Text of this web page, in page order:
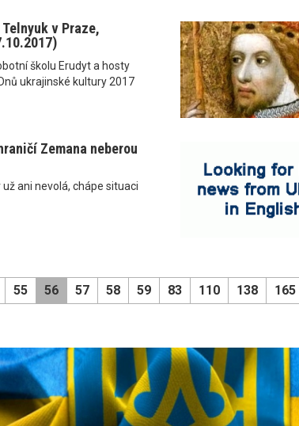
v Praze,
školu Erudyt a hosty
ukrajinské kultury 2017
Zemana neberou
ani nevolá, chápe situaci
55 56 57 58 59 83 110 138 165